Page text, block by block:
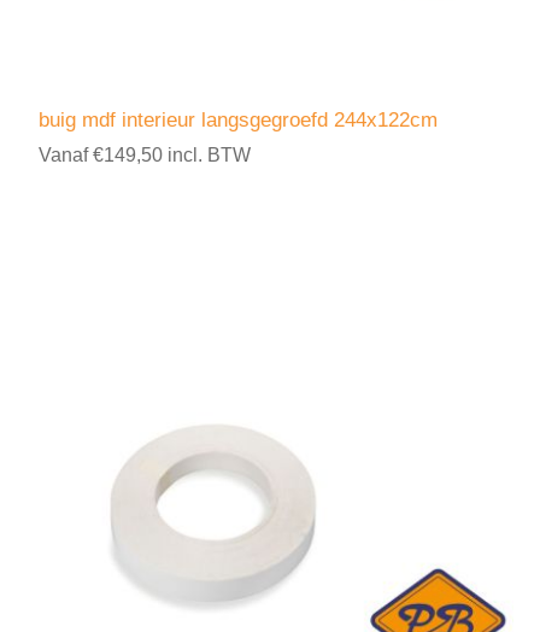
buig mdf interieur langsgegroefd 244x122cm
Vanaf €149,50 incl. BTW